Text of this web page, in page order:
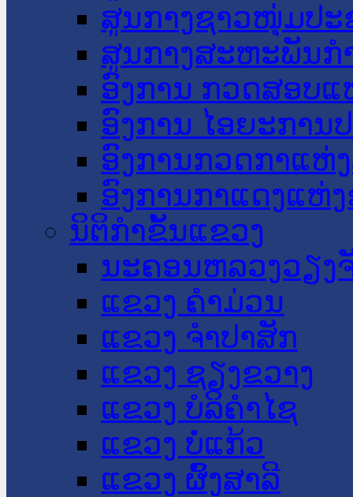
ສູນກາງຊາວໜຸ່ມປະ
ສູນກາງສະຫະພັນກ
ອົງການ ກວດສອບແ
ອົງການ ໄອຍະການ
ອົງການກວດກາແຫ່
ອົງການກາແດງແຫ່
ນິຕິກໍາຂັ້ນແຂວງ
ນະ​ຄອນ​ຫລວງວຽງ
ແຂວງ ຄໍາມ່ວນ
ແຂວງ ຈໍາປາສັກ
ແຂວງ ຊຽງຂວາງ
ແຂວງ ບໍລິຄໍາໄຊ
ແຂວງ ບໍ່ແກ້ວ
ແຂວງ ຜົ້ງສາລີ